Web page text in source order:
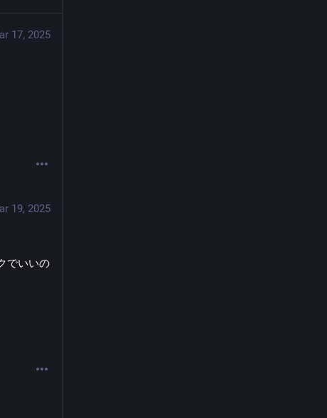
17, 2025
19, 2025
でいいの